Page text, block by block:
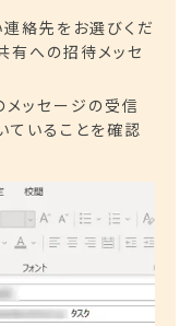
連絡先をお選びくだ
有への招待メッセ
メッセージの受信
ていることを確認